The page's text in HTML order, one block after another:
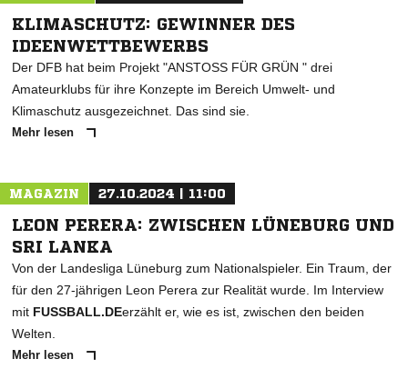
KLIMASCHUTZ: GEWINNER DES
IDEENWETTBEWERBS
Der DFB hat beim Projekt "ANSTOSS FÜR GRÜN " drei
Amateurklubs für ihre Konzepte im Bereich Umwelt- und
Klimaschutz ausgezeichnet. Das sind sie.
Mehr lesen
MAGAZIN 27.10.2024 | 11:00
LEON PERERA: ZWISCHEN LÜNEBURG UND
SRI LANKA
Von der Landesliga Lüneburg zum Nationalspieler. Ein Traum, der
für den 27-jährigen Leon Perera zur Realität wurde. Im Interview
mit FUSSBALL.DEerzählt er, wie es ist, zwischen den beiden
Welten.
Mehr lesen